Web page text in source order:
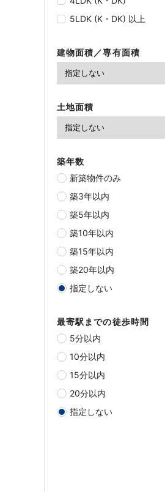
5LDK (K・DK) 以上
建物面積／専有面積
土地面積
築年数
新築物件のみ
築3年以内
築5年以内
築10年以内
築15年以内
築20年以内
指定しない
最寄駅までの徒歩時間
5分以内
10分以内
15分以内
20分以内
指定しない